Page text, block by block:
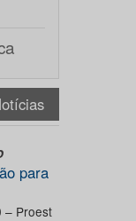
para
– Proest